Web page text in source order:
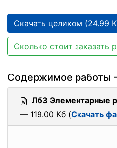
Скачать целиком (24.99
Сколько стоит заказать
Содержимое работы
Лб3 Элементарные
— 119.00 Кб (Скачать